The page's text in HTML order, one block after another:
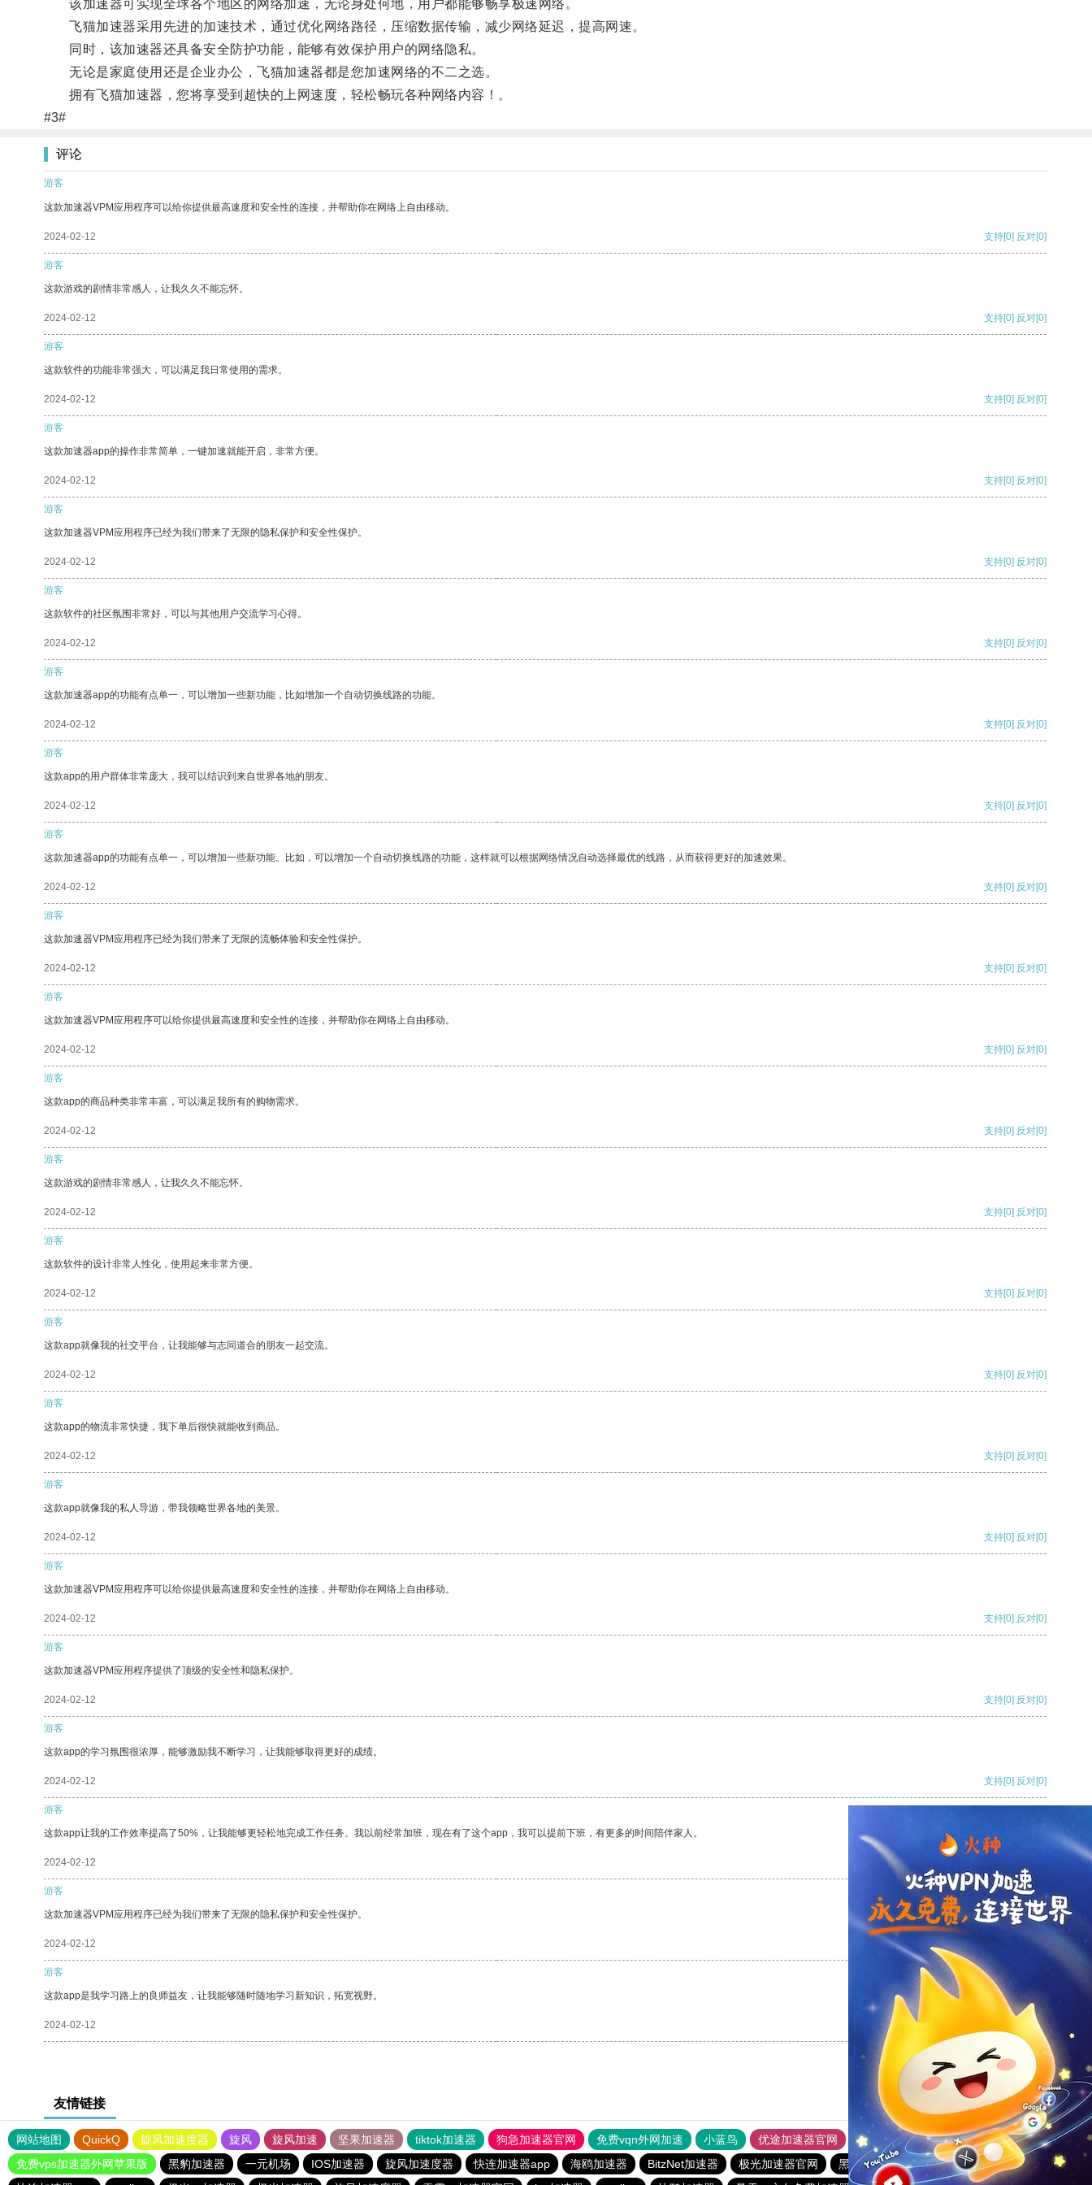
该加速器可实现全球各个地区的网络加速，无论身处何地，用户都能够畅享极速网络。
飞猫加速器采用先进的加速技术，通过优化网络路径，压缩数据传输，减少网络延迟，提高网速。
同时，该加速器还具备安全防护功能，能够有效保护用户的网络隐私。
无论是家庭使用还是企业办公，飞猫加速器都是您加速网络的不二之选。
拥有飞猫加速器，您将享受到超快的上网速度，轻松畅玩各种网络内容！。
#3#
评论
游客
这款加速器VPM应用程序可以给你提供最高速度和安全性的连接，并帮助你在网络上自由移动。
2024-02-12 支持[0] 反对[0]
游客
这款游戏的剧情非常感人，让我久久不能忘怀。
2024-02-12 支持[0] 反对[0]
游客
这款软件的功能非常强大，可以满足我日常使用的需求。
2024-02-12 支持[0] 反对[0]
游客
这款加速器app的操作非常简单，一键加速就能开启，非常方便。
2024-02-12 支持[0] 反对[0]
游客
这款加速器VPM应用程序已经为我们带来了无限的隐私保护和安全性保护。
2024-02-12 支持[0] 反对[0]
游客
这款软件的社区氛围非常好，可以与其他用户交流学习心得。
2024-02-12 支持[0] 反对[0]
游客
这款加速器app的功能有点单一，可以增加一些新功能，比如增加一个自动切换线路的功能。
2024-02-12 支持[0] 反对[0]
游客
这款app的用户群体非常庞大，我可以结识到来自世界各地的朋友。
2024-02-12 支持[0] 反对[0]
游客
这款加速器app的功能有点单一，可以增加一些新功能。比如，可以增加一个自动切换线路的功能，这样就可以根据网络情况自动选择最优的线路，从而获得更好的加速效果。
2024-02-12 支持[0] 反对[0]
游客
这款加速器VPM应用程序已经为我们带来了无限的流畅体验和安全性保护。
2024-02-12 支持[0] 反对[0]
游客
这款加速器VPM应用程序可以给你提供最高速度和安全性的连接，并帮助你在网络上自由移动。
2024-02-12 支持[0] 反对[0]
游客
这款app的商品种类非常丰富，可以满足我所有的购物需求。
2024-02-12 支持[0] 反对[0]
游客
这款游戏的剧情非常感人，让我久久不能忘怀。
2024-02-12 支持[0] 反对[0]
游客
这款软件的设计非常人性化，使用起来非常方便。
2024-02-12 支持[0] 反对[0]
游客
这款app就像我的社交平台，让我能够与志同道合的朋友一起交流。
2024-02-12 支持[0] 反对[0]
游客
这款app的物流非常快捷，我下单后很快就能收到商品。
2024-02-12 支持[0] 反对[0]
游客
这款app就像我的私人导游，带我领略世界各地的美景。
2024-02-12 支持[0] 反对[0]
游客
这款加速器VPM应用程序可以给你提供最高速度和安全性的连接，并帮助你在网络上自由移动。
2024-02-12 支持[0] 反对[0]
游客
这款加速器VPM应用程序提供了顶级的安全性和隐私保护。
2024-02-12 支持[0] 反对[0]
游客
这款app的学习氛围很浓厚，能够激励我不断学习，让我能够取得更好的成绩。
2024-02-12 支持[0] 反对[0]
游客
这款app让我的工作效率提高了50%，让我能够更轻松地完成工作任务。我以前经常加班，现在有了这个app，我可以提前下班，有更多的时间陪伴家人。
2024-02-12
游客
这款加速器VPM应用程序已经为我们带来了无限的隐私保护和安全性保护。
2024-02-12 反对
游客
这款app是我学习路上的良师益友，让我能够随时随地学习新知识，拓宽视野。
2024-02-12 反对[0]
友情链接
网站地图 QuickQ 旋风加速度器 旋风 旋风加速 坚果加速器 tiktok加速器 狗急加速器官网 免费vqn外网加速 小蓝鸟 优途加速器官网 风驰加速器 旋风加速器
八戒看书
免费vps加速器外网苹果版
黑豹加速器 一元机场 IOS加速器 旋风加速度器 快连加速器app 海鸥加速器 BitzNet加速器 极光加速器官网 黑洞vqn加速
快喵vp加速器